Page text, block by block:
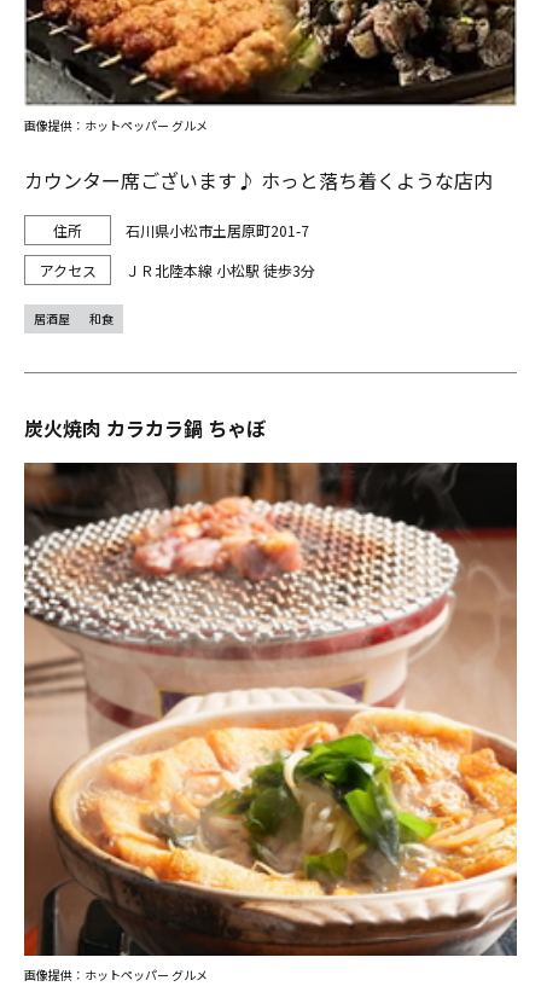
カウンター席ございます♪ ホっと落ち着くような店内
石川県小松市土居原町201-7
ＪＲ北陸本線 小松駅 徒歩3分
画像提供：ホットペッパー グルメ
居酒屋 和食
炭火焼肉 カラカラ鍋 ちゃぼ
画像提供：ホットペッパー グルメ